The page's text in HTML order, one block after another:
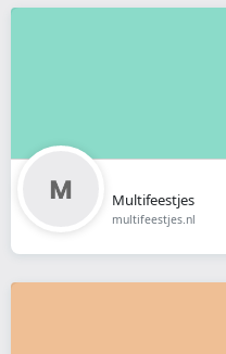
Multifeestjes
multifeestjes.nl